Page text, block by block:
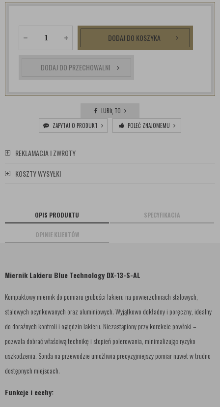
DODAJ DO KOSZYKA
DODAJ DO PRZECHOWALNI
LUBIĘ TO
ZAPYTAJ O PRODUKT
POLEĆ ZNAJOMEMU
REKLAMACJA I ZWROTY
KOSZTY WYSYŁKI
OPIS PRODUKTU SPECYFIKACJA
OPINIE KLIENTÓW
Miernik Lakieru Blue Technology DX-13-S-AL
Kompaktowy miernik do pomiaru grubości lakieru na powierzchniach stalowych,
stalowych ocynkowanych oraz aluminiowych. Wyjątkowo dokładny i poręczny, idealny
do doraźnych kontroli i oględzin lakieru. Niezastąpiony przy korekcie powłoki –
pozwala dobrać właściwą technikę i stopień polerowania, minimalizując ryzyko
uszkodzenia. Sonda na przewodzie umożliwia precyzyjniejszy pomiar nawet w trudno
dostępnych miejscach.
Funkcje i cechy: